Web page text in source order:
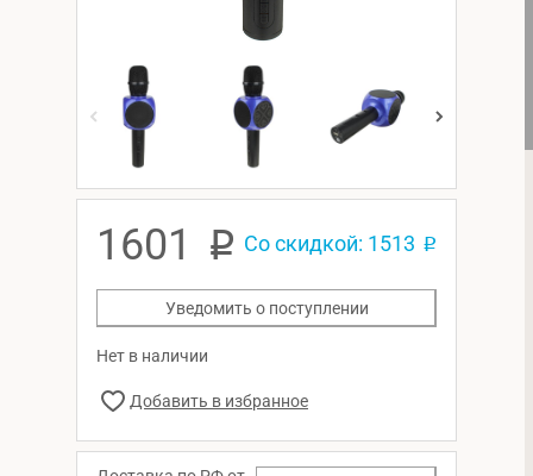
1601 p Со скидкой: 1513 p
Уведомить о поступлении
Нет в наличии